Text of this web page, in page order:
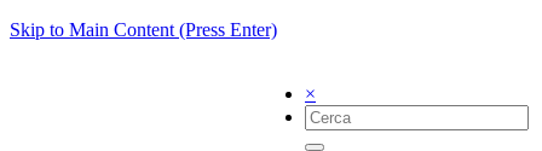
Skip to Main Content (Press Enter)
×